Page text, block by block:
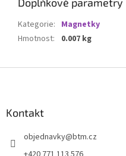
Kategorie: Magnetky
Hmotnost: 0.007 kg
Kontakt
objednavky@btm.cz